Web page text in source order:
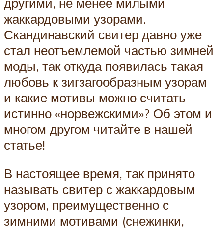
жаккардовыми узорами.
Скандинавский свитер давно уже
стал неотъемлемой частью зимней
моды, так откуда появилась такая
любовь к зигзагообразным узорам
и какие мотивы можно считать
истинно «норвежскими»? Об этом и
многом другом читайте в нашей
статье!
В настоящее время, так принято
называть свитер с жаккардовым
узором, преимущественно с
зимними мотивами (снежинки,